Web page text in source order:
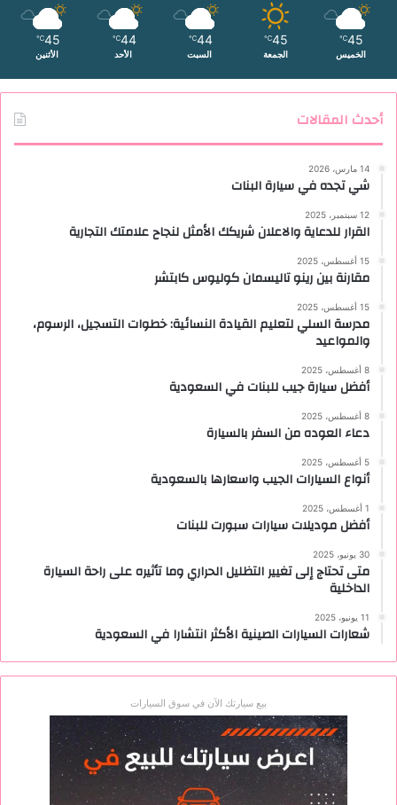
45
℃
الخميس
45
℃
الجمعة
44
℃
السبت
44
℃
الأحد
45
℃
الأثنين
أحدث المقالات
14 مارس، 2026
شي تجده في سيارة البنات
12 سبتمبر، 2025
القرار للدعاية والاعلان شريكك الأمثل لنجاح علامتك التجارية
15 أغسطس، 2025
مقارنة بين رينو تاليسمان كوليوس كابتشر
15 أغسطس، 2025
مدرسة السلي لتعليم القيادة النسائية: خطوات التسجيل، الرسوم،
والمواعيد
8 أغسطس، 2025
أفضل سيارة جيب للبنات في السعودية
8 أغسطس، 2025
دعاء العوده من السفر بالسيارة
5 أغسطس، 2025
أنواع السيارات الجيب واسعارها بالسعودية
1 أغسطس، 2025
أفضل موديلات سيارات سبورت للبنات
30 يونيو، 2025
متى تحتاج إلى تغيير التظليل الحراري وما تأثيره على راحة السيارة
الداخلية
11 يونيو، 2025
شعارات السيارات الصينية الأكثر انتشارا في السعودية
بيع سيارتك الآن في سوق السيارات